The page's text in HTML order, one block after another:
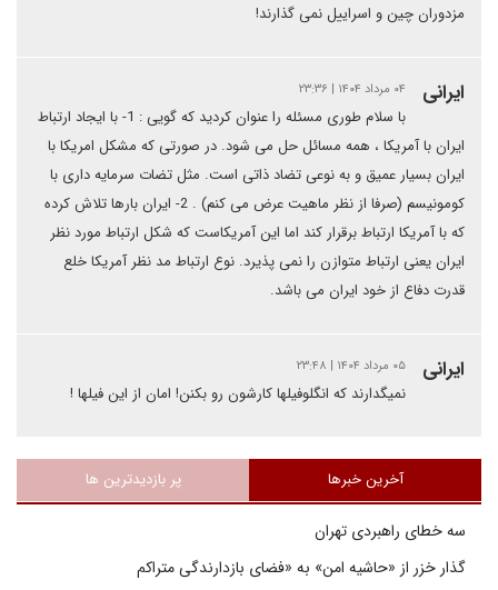
مزدوران چین و اسراییل نمی گذارند!
ایرانی ۰۴ مرداد ۱۴۰۴ | ۲۳:۳۶
با سلام طوری مسئله را عنوان کردید که گویی : 1- با ایجاد ارتباط
ایران با آمریکا ، همه مسائل حل می شود. در صورتی که مشکل امریکا با
ایران بسیار عمیق و به نوعی تضاد ذاتی است. مثل تضات سرمایه داری با
کومونیسم (صرفا از نظر ماهیت عرض می کنم) . 2- ایران بارها تلاش کرده
که با آمریکا ارتباط برقرار کند اما این آمریکاست که شکل ارتباط مورد نظر
ایران یعنی ارتباط متوازن را نمی پذیرد. نوع ارتباط مد نظر آمریکا خلع
قدرت دفاع از خود ایران می باشد.
ایرانی ۰۵ مرداد ۱۴۰۴ | ۲۳:۴۸
نمیگدارند که انگلوفیلها کارشون رو بکنن! امان از این فیلها !
آخرین خبرها پر بازدیدترین ها
سه خطای راهبردی تهران
گذار خزر از «حاشیه امن» به «فضای بازدارندگی متراکم